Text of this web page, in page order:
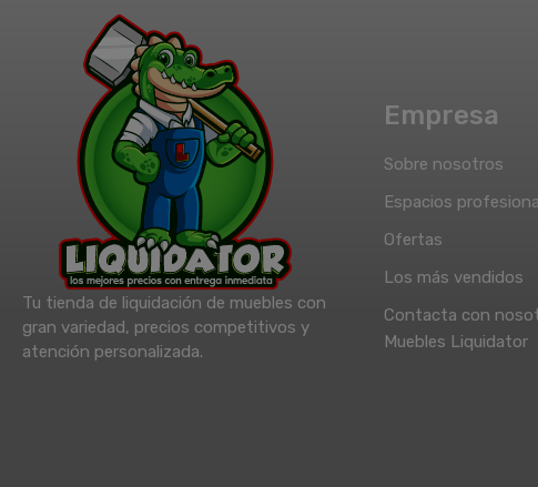
Tu tienda de liquidación de muebles con
gran variedad, precios competitivos y
atención personalizada.
Empresa
Sobre nosotros
Espacios
Ofertas
Los más vendidos
Contacta con
Muebles Liquidator